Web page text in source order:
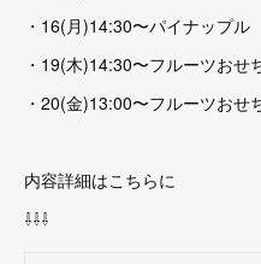
・16(月)14:30〜パイナップル
・19(木)14:30〜フルーツおせ
・20(金)13:00〜フルーツおせ
内容詳細はこちらに
⇩⇩⇩